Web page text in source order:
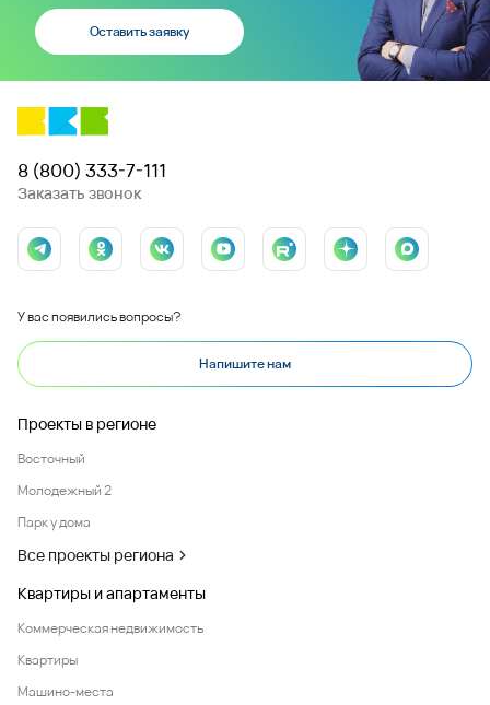
Оставить заявку
8 (800) 333-7-111
Заказать звонок
У вас появились вопросы?
Напишите нам
Проекты в регионе
Восточный
Молодежный 2
Парк у дома
Все проекты региона
Квартиры и апартаменты
Коммерческая недвижимость
Квартиры
Машино-места